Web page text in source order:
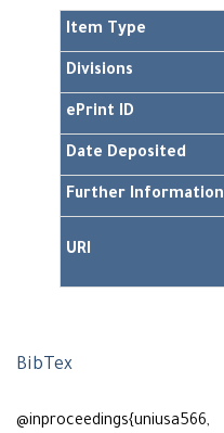
Item Type
Divisions
ePrint ID
Date Deposited
Further Information
URI
BibTex
@inproceedings{uniusa566,